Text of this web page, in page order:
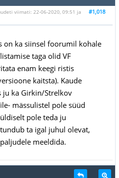
#1,018
viimati: 22-06-2020, 09:51 ja
on ka siinsel foorumil kohale
taga olid VF
enam keegi ristis
kaitsta). Kaude
ju ka Girkin/Strelkov
mässulistel pole süüd
pole teda ju
ta igal juhul olevat,
meeldida.